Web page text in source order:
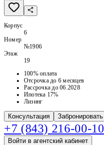
Корпус
6
Номер
№1906
Этаж
19
100% оплата
Отсрочка до 6 месяцев
Рассрочка до 06.2028
Ипотека 17%
Лизинг
Консультация Забронировать
+7 (843) 216-00-10
Войти в агентский кабинет